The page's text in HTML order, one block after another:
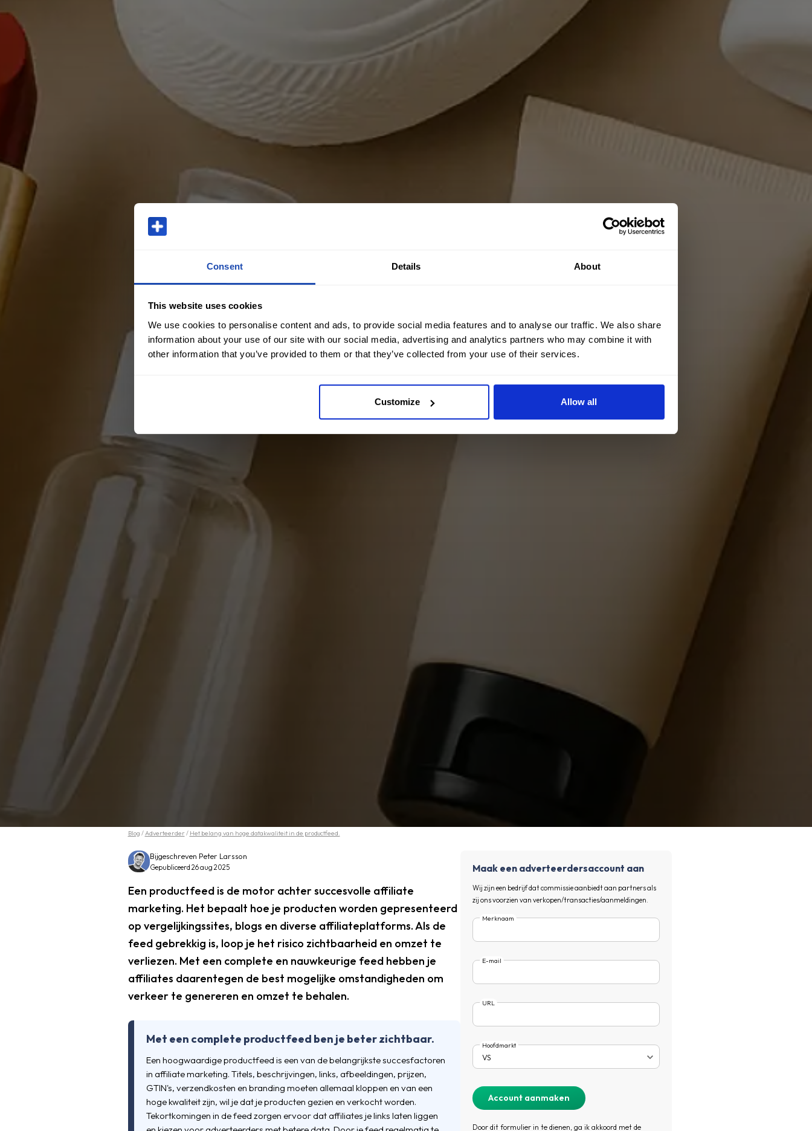
Consent Details About
This website uses cookies
We use cookies to personalise content and ads, to provide social media features and to analyse our traffic. We also share
information about your use of our site with our social media, advertising and analytics partners who may combine it with
other information that you’ve provided to them or that they’ve collected from your use of their services.
Customize Allow all
Blog /Adverteerder/ Het belang van hoge datakwaliteit in de productfeed.
Bijgeschreven Peter Larsson
Gepubliceerd 26 aug 2025
Een productfeed is de motor achter succesvolle affiliate
marketing. Het bepaalt hoe je producten worden gepresenteerd
op vergelijkingssites, blogs en diverse affiliateplatforms. Als de
feed gebrekkig is, loop je het risico zichtbaarheid en omzet te
verliezen. Met een complete en nauwkeurige feed hebben je
affiliates daarentegen de best mogelijke omstandigheden om
verkeer te genereren en omzet te behalen.
Met een complete productfeed ben je beter zichtbaar.
Een hoogwaardige productfeed is een van de belangrijkste succesfactoren
in affiliate marketing. Titels, beschrijvingen, links, afbeeldingen, prijzen,
GTIN's, verzendkosten en branding moeten allemaal kloppen en van een
hoge kwaliteit zijn, wil je dat je producten gezien en verkocht worden.
Tekortkomingen in de feed zorgen ervoor dat affiliates je links laten liggen
Maak een adverteerdersaccount aan
Wij zijn een bedrijf dat commissie aanbiedt aan partners als
zij ons voorzien van verkopen/transacties/aanmeldingen.
Merknaam
E-mail
URL
Hoofdmarkt
Door dit formulier in te dienen, ga ik akkoord met de